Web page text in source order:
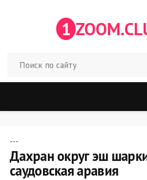
1
---
Дахран округ эш
саудовская аравия